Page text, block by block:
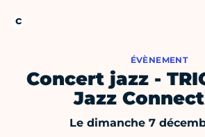
ÉVÈNEMENT
Concert jazz -
Jazz
Le dimanche 7